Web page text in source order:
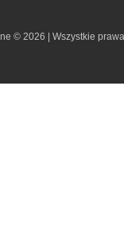
© 2026 | Wszystkie